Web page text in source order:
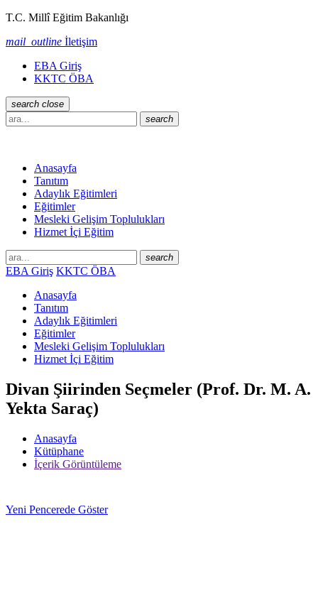
T.C. Millî Eğitim Bakanlığı
mail_outline İletişim
EBA Giriş
KKTC ÖBA
search close
search
Anasayfa
Tanıtım
Adaylık Eğitimleri
Eğitimler
Mesleki Gelişim Toplulukları
Hizmet İçi Eğitim
search
EBA Giriş KKTC ÖBA
Anasayfa
Tanıtım
Adaylık Eğitimleri
Eğitimler
Mesleki Gelişim Toplulukları
Hizmet İçi Eğitim
Divan Şiirinden Seçmeler (Prof. Dr. M. A.
Yekta Saraç)
Anasayfa
Kütüphane
İçerik Görüntüleme
Yeni Pencerede Göster